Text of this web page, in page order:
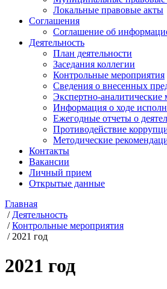
Локальные правовые акты
Соглашения
Соглашение об
Деятельность
План деятельности
Заседания коллегии
Контрольные мероприятия
Сведения о внесенных
Экспертно-аналитические
Информация о ходе
Ежегодные отчеты о
Противодействие
Методические
Контакты
Вакансии
Личный прием
Открытые данные
Главная
/ Деятельность
/Контрольные мероприятия
/ 2021 год
2021 год